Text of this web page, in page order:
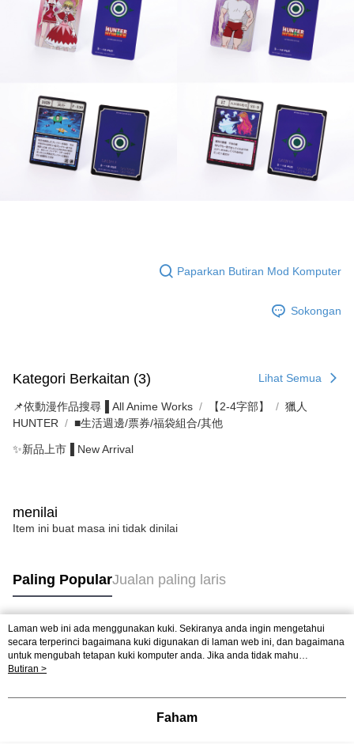
Paparkan Butiran Mod Komputer
Sokongan
Kategori Berkaitan (3) Lihat Semua
📌依動漫作品搜尋▐ All Anime Works 【2-4字部】
獵人
HUNTER
■生活週邊/票券/福袋組合/其他
✨新品上市▐ New Arrival
menilai
Item ini buat masa ini tidak dinilai
Paling PopularJualan paling laris
Tag Popular
Laman web ini ada menggunakan kuki. Sekiranya anda ingin mengetahui
secara terperinci bagaimana kuki digunakan di laman web ini, dan bagaimana
untuk mengubah tetapan kuki komputer anda. Jika anda tidak mahu
menggunakan kuki di komputer anda, sila rujuk penerangan mengenai kuki.
mengetahui secara terperinci bagaimana kuki digunakan di laman web ini,
mahu menggunakan kuki di komputer anda, sila rujuk penerangan mengenai
Butiran >
Faham